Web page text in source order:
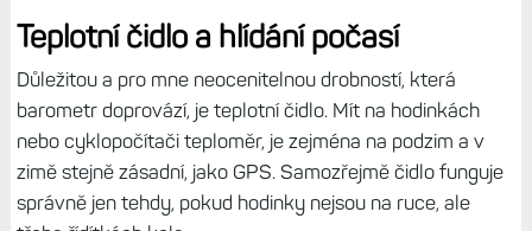
Teplotní čidlo a hlídání počasí
Důležitou a pro mne neocenitelnou drobností, která
barometr doprovází, je teplotní čidlo. Mít na hodinkách
nebo cyklopočítači teploměr, je zejména na podzim a v
zimě stejně zásadní, jako GPS. Samozřejmě čidlo funguje
správně jen tehdy, pokud hodinky nejsou na ruce, ale